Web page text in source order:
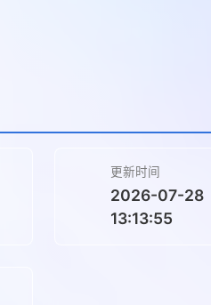
更新时间
2026-07-28
13:13:55